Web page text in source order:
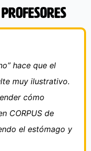
profesores
hace que el
muy ilustrativo.
cómo
CORPUS de
el estómago y